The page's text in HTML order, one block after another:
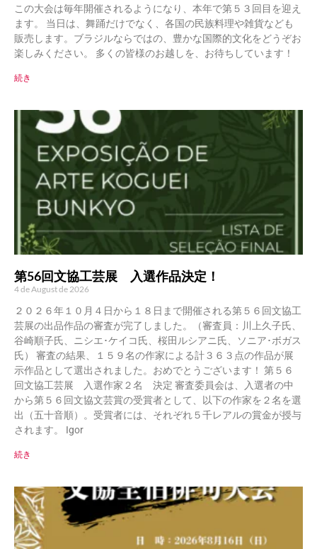
この大会は毎年開催されるようになり、本年で第５３回目を迎え
ます。 当日は、舞踊だけでなく、各国の民族料理や雑貨なども
販売します。ブラジルならではの、豊かな国際的文化をどうぞお
楽しみください。 多くの皆様のお越しを、お待ちしています！
続き
第56回文協工芸展 入選作品決定！
4 de August de 2026
２０２６年１０月４日から１８日まで開催される第５６回文協工
芸展の出品作品の審査が完了しました。（審査員：川上久子氏、
谷崎順子氏、ニシエ･ケイコ氏、桜田ルシアニ氏、ソニア･ボガス
氏） 審査の結果、１５９名の作家による計３６３点の作品が展
示作品として選出されました。おめでとうございます！ 第５６
回文協工芸展 入選作家２名 決定 審査委員会は、入選者の中
から第５６回文協文芸賞の受賞者として、以下の作家を２名を選
出（五十音順）。受賞者には、それぞれ５千レアルの賞金が授与
されます。 Igor
続き